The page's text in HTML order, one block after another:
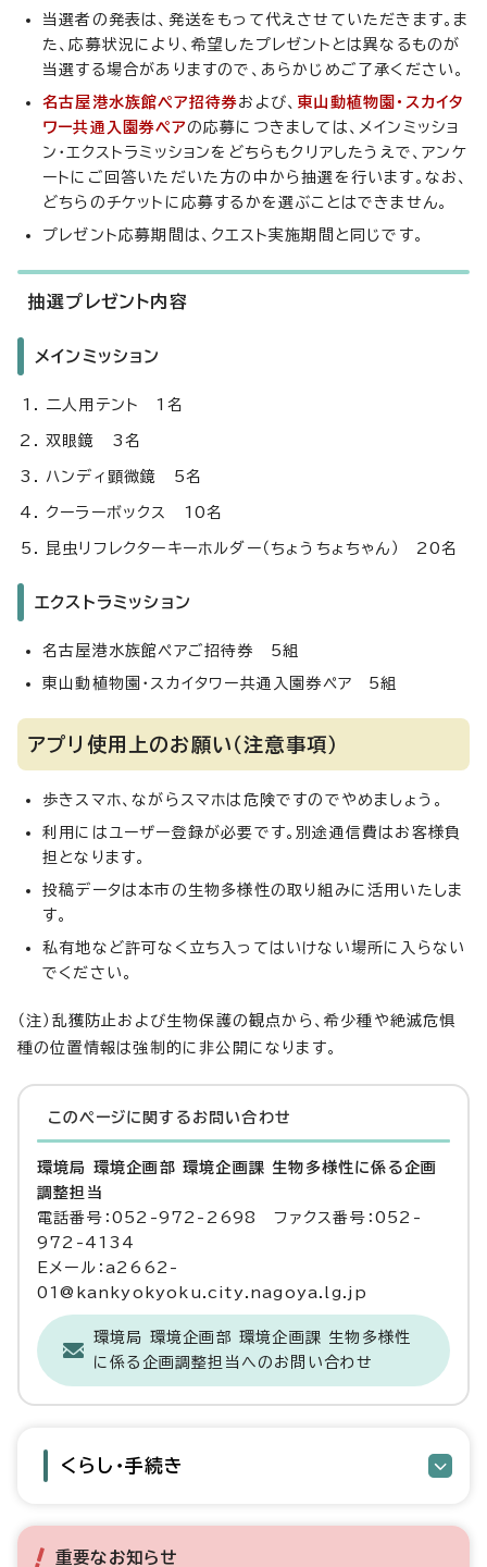
当選者の発表は、発送をもって代えさせていただきます。ま
た、応募状況により、希望したプレゼントとは異なるものが
当選する場合がありますので、あらかじめご了承ください。
名古屋港水族館ペア招待券および、 東山動植物園・スカイタ
ワー共通入園券ペアの応募につきましては、メインミッショ
ン・エクストラミッションをどちらもクリアしたうえで、アンケ
ートにご回答いただいた方の中から抽選を行います。なお、
どちらのチケットに応募するかを選ぶことはできません。
プレゼント応募期間は、クエスト実施期間と同じです。
抽選プレゼント内容
メインミッション
二人用テント 1名
双眼鏡 3名
ハンディ顕微鏡 5名
クーラーボックス 10名
昆虫リフレクターキーホルダー（ちょうちょちゃん） 20名
エクストラミッション
名古屋港水族館ペアご招待券 5組
東山動植物園・スカイタワー共通入園券ペア 5組
アプリ使用上のお願い（注意事項）
歩きスマホ、ながらスマホは危険ですのでやめましょう。
利用にはユーザー登録が必要です。別途通信費はお客様負
担となります。
投稿データは本市の生物多様性の取り組みに活用いたしま
す。
私有地など許可なく立ち入ってはいけない場所に入らない
でください。
（注）乱獲防止および生物保護の観点から、希少種や絶滅危惧
種の位置情報は強制的に非公開になります。
このページに関する お問い合わせ
環境局 環境企画部 環境企画課 生物多様性に係る企画
調整担当
電話番号：052-972-2698 ファクス番号：052-
972-4134
Eメール：a2662-
01@kankyokyoku.city.nagoya.lg.jp
環境局 環境企画部 環境企画課 生物多様性
に係る企画調整担当へのお問い合わせ
くらし・手続き
重要なお知らせ